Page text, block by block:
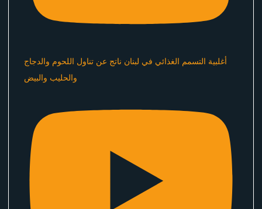
أغلبية التسمم الغذائي في لبنان ناتج عن تناول اللحوم والدجاج
والحليب والبيض